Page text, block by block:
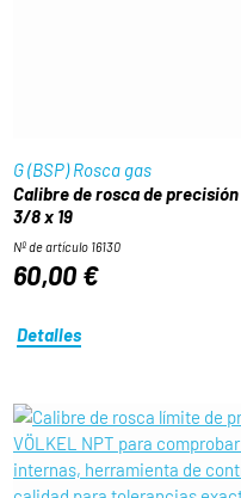
G (BSP) Rosca gas
Calibre de rosca de precisión
3/8 x 19
Nº de artículo 16130
60,00 €
Detalles